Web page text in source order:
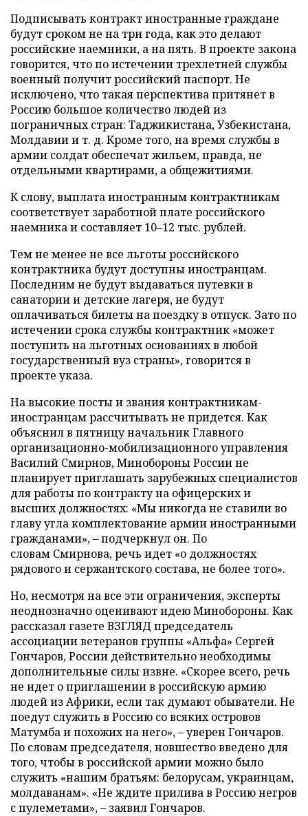
Подписывать контракт иностранные граждане
будут сроком не на три года, как это делают
российские наемники, а на пять. В проекте закона
говорится, что по истечении трехлетней службы
военный получит российский паспорт. Не
исключено, что такая перспектива притянет в
Россию большое количество людей из
пограничных стран: Таджикистана, Узбекистана,
Молдавии и т. д. Кроме того, на время службы в
армии солдат обеспечат жильем, правда, не
отдельными квартирами, а общежитиями.
К слову, выплата иностранным контрактникам
соответствует заработной плате российского
наемника и составляет 10–12 тыс. рублей.
Тем не менее не все льготы российского
контрактника будут доступны иностранцам.
Последним не будут выдаваться путевки в
санатории и детские лагеря, не будут
оплачиваться билеты на поездку в отпуск. Зато по
истечении срока службы контрактник «может
поступить на льготных основаниях в любой
государственный вуз страны», говорится в
проекте указа.
На высокие посты и звания контрактникам-
иностранцам рассчитывать не придется. Как
объяснил в пятницу начальник Главного
организационно-мобилизационного управления
Василий Смирнов, Минобороны России не
планирует приглашать зарубежных специалистов
для работы по контракту на офицерских и
высших должностях: «Мы никогда не ставили во
главу угла комплектование армии иностранными
гражданами», – подчеркнул он. По
словам Смирнова, речь идет «о должностях
рядового и сержантского состава, не более того».
Но, несмотря на все эти ограничения, эксперты
неоднозначно оценивают идею Минобороны. Как
рассказал газете ВЗГЛЯД председатель
ассоциации ветеранов группы «Альфа» Сергей
Гончаров, России действительно необходимы
дополнительные силы извне. «Скорее всего, речь
не идет о приглашении в российскую армию
людей из Африки, если так думают обыватели. Не
поедут служить в Россию со всяких островов
Матумба и похожих на него», – уверен Гончаров.
По словам председателя, новшество введено для
того, чтобы в российской армии можно было
служить «нашим братьям: белорусам, украинцам,
молдаванам». «Не ждите прилива в Россию негров
с пулеметами», – заявил Гончаров.